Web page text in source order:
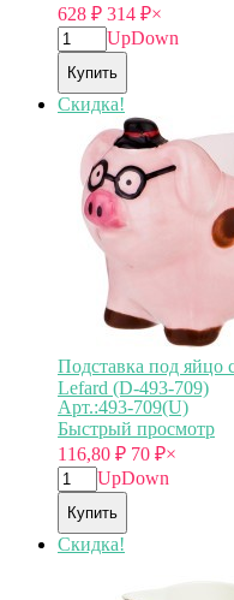
628 ₽ 314 ₽×
UpDown
Купить
Скидка!
Подставка под яйцо
Lefard (D-493-709)
Арт.:493-709(U)
Быстрый просмотр
116,80 ₽ 70 ₽×
UpDown
Купить
Скидка!